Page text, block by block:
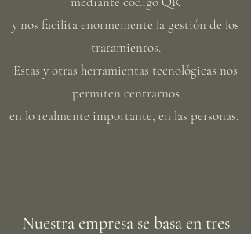
y nos facilita enormemente la gestión de los
tratamientos.
Estas y otras herramientas tecnológicas nos
permiten centrarnos
en lo realmente importante, en las personas.
Nuestra empresa se basa en tres